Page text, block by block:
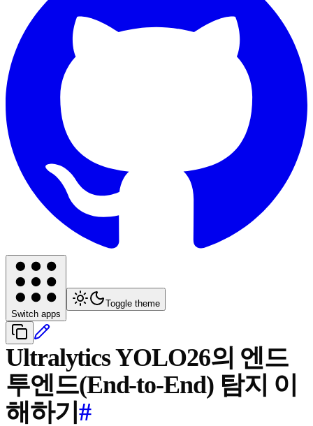
Switch apps
Toggle theme
Ultralytics YOLO26의 엔드
투엔드(End-to-End) 탐지 이
해하기 #